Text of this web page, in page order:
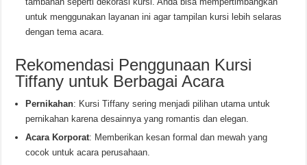
untuk menggunakan layanan ini agar tampilan kursi lebih selaras
dengan tema acara.
Rekomendasi Penggunaan Kursi
Tiffany untuk Berbagai Acara
Pernikahan: Kursi Tiffany sering menjadi pilihan utama untuk
pernikahan karena desainnya yang romantis dan elegan.
Acara Korporat: Memberikan kesan formal dan mewah yang
cocok untuk acara perusahaan.